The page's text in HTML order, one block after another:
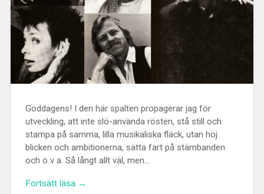
Goddagens! I den här spalten propagerar jag för
utveckling, att inte slö-använda rösten, stå still och
stampa på samma, lilla musikaliska fläck, utan höj
blicken och ambitionerna, sätta fart på stämbanden
och ö v a. Så långt allt väl, men…
Fortsätt läsa →